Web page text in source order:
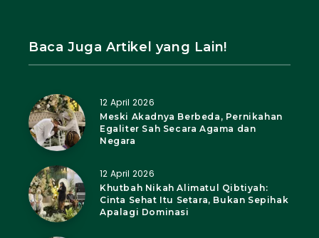
Baca Juga Artikel yang Lain!
12 April 2026
Meski Akadnya Berbeda, Pernikahan
Egaliter Sah Secara Agama dan
Negara
12 April 2026
Khutbah Nikah Alimatul Qibtiyah:
Cinta Sehat Itu Setara, Bukan Sepihak
Apalagi Dominasi